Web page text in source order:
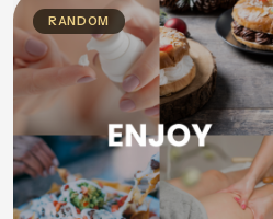
RANDOM